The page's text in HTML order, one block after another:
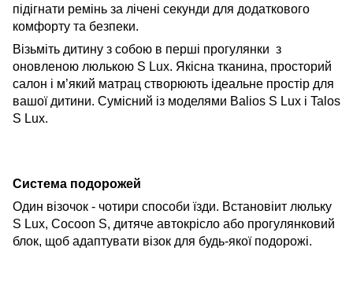
підігнати ремінь за лічені секунди для додаткового
комфорту та безпеки.
Візьміть дитину з собою в перші прогулянки з
оновленою люлькою S Lux. Якісна тканина, просторий
салон і м’який матрац створюють ідеальне простір для
вашої дитини. Сумісний із моделями Balios S Lux і Talos
S Lux.
Система подорожей
Один візочок - чотири способи їзди. Встановіит люльку
S Lux, Cocoon S, дитяче автокрісло або прогулянковий
блок, щоб адаптувати візок для будь-якої подорожі.